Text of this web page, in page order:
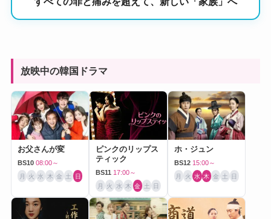
放映中の韓国ドラマ
お父さんが変
BS10 08:00～
月 火 水 木 金 土 日
ピンクのリップス
ティック
BS11 17:00～
月 火 水 木 金 土 日
ホ・ジュン
BS12 15:00～
月 火 水 木 金 土 日